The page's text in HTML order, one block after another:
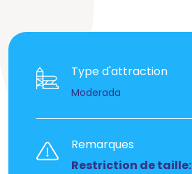
Type d'attraction
Moderada
Remarques
Restriction de taille: